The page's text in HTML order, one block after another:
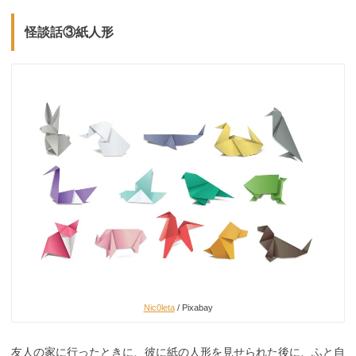
怪談話③紙人形
Nic0leta/ Pixabay
友人の家に行ったときに、彼に紙の人形を見せられた後に、ふと自